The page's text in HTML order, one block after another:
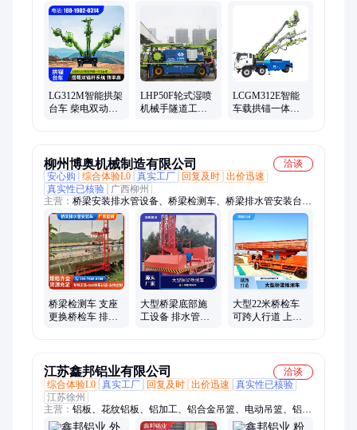
LG312M智能拱架
台车 柴电双动力
LHP50F轮式湿喷
机械手隧道工程
LCGM312E智能
车载拱锚一体化
柳州博奥机械制造有限公司
洽谈
安心购
综合体验L0 真实工厂 回复及时 出价迅速
真实性已核验
广西柳州
主营： 桥梁安装排水管设备、桥梁检测车、桥梁排水管安装台
车、桥梁吊篮、桥梁侧面施工车、桥梁底部施工吊篮、桥梁外侧
施工台车、桥用吊篮、桥梁施工吊篮、桥梁施工设备、桥梁检修
吊篮、吊篮式桥梁检测车、桥梁检修平台、桥梁检查车、梁底检
查车、小型桥梁检测车、桥梁排水管安装车、桥梁PVC排水管安
装、梁内检查车、桥梁检修小车、固定式桥梁检查小车、高铁桥
检查小车、上玄检查车、轨道式桥梁检查小车
桥梁检测车 支座
更换桥检车 排水
大型桥梁底部施
工设备 排水管安
大型22米桥检车
可跨人行道 上下
江苏鑫邦铝业有限公司
洽谈
综合体验L0 真实工厂 回复及时 出价迅速
真实性已核验
江苏徐州
主营： 铝板、花纹铝板、铝加工、铝合金吊篮、电动吊篮、铝合
金制品加工、工具箱、挡泥罩、铝盘、防滑铝板、平板工具箱、